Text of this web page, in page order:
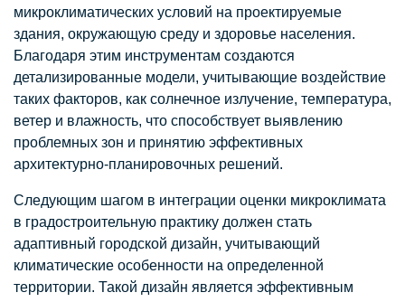
микроклиматических условий на проектируемые
здания, окружающую среду и здоровье населения.
Благодаря этим инструментам создаются
детализированные модели, учитывающие воздействие
таких факторов, как солнечное излучение, температура,
ветер и влажность, что способствует выявлению
проблемных зон и принятию эффективных
архитектурно-планировочных решений.
Следующим шагом в интеграции оценки микроклимата
в градостроительную практику должен стать
адаптивный городской дизайн, учитывающий
климатические особенности на определенной
территории. Такой дизайн является эффективным